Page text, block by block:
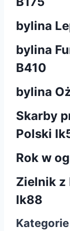
bylina
bylina
B410
bylina
Skarby
Polski
Rok w
Zielnik z
lk88
Kategorie